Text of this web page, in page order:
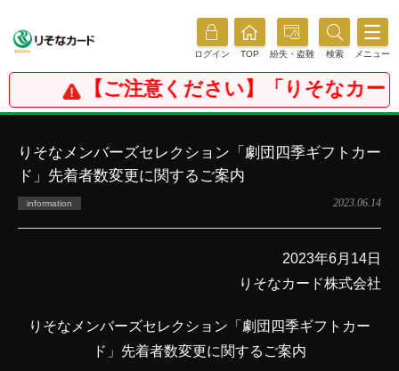
ログイン TOP 紛失・盗難 検索 メニュー
【ご注意ください】「りそなカー
りそなメンバーズセレクション「劇団四季ギフトカー
ド」先着者数変更に関するご案内
information 2023.06.14
2023年6月14日
りそなカード株式会社
りそなメンバーズセレクション「劇団四季ギフトカー
ド」先着者数変更に関するご案内